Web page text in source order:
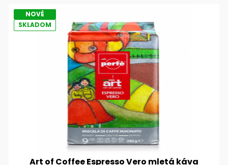
NOVÉ
SKLADOM
Art of Coffee Espresso Vero mletá káva